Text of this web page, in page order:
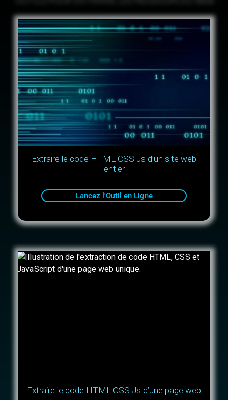
Extraire le code HTML CSS Js d’un site web
entier
Lancez l'Outil en Ligne
Extraire le code HTML CSS Js d’une page web